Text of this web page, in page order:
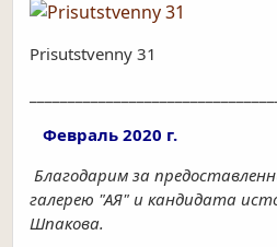
Prisutstvenny 31
Февраль 2020 г.
Благодарим за
галерею "АЯ" и кандидата
Шпакова.